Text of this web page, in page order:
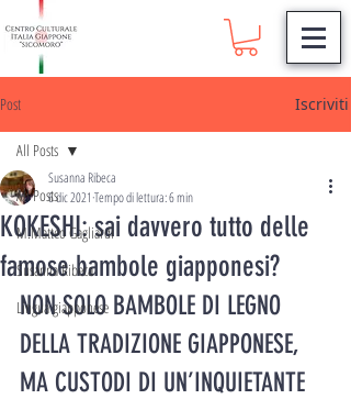
Post Iscriviti
All Posts
M.Matteo Gagliardi
Susanna Ribeca
Lingua giapponese
All Posts
KOKESHI: sai davvero tutto delle
famose bambole giapponesi?
Susanna Ribeca
6 dic 2021 Tempo di lettura: 6 min
NON SOLO BAMBOLE DI LEGNO
DELLA TRADIZIONE GIAPPONESE,
MA CUSTODI DI UN’INQUIETANTE